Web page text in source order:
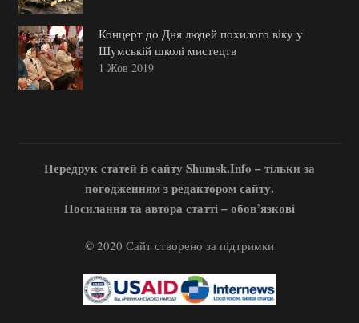
Концерт до Дня людей похилого віку у
Шумській школі мистецтв
1 Жов 2019
Передрук статей із сайту Shumsk.Info – тільки за
погодженням з редактором сайту.
Посилання та автора статті – обов’язкові
© 2020 Сайт створено за підтримки